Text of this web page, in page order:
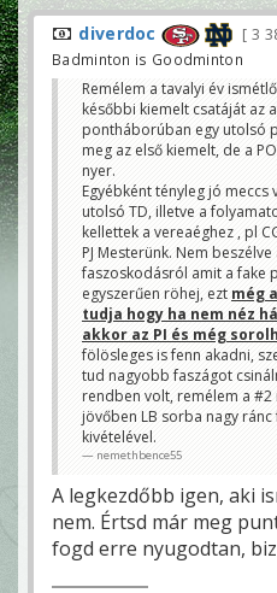
diverdoc 3
Badminton is Goodminton
Remélem a tavalyi év
későbbi kiemelt csatáját az
pontháborúban egy utolsó
meg az első kiemelt, de a
nyer.
Egyébként tényleg jó
utolsó TD, illetve a
kellettek a vereaéghez , pl
PJ Mesterünk. Nem
faszoskodásról amit a fake
egyszerűen röhej, ezt még
tudja hogy ha nem néz
akkor az PI és még
fölösleges is fenn akadni,
tud nagyobb faszágot
rendben volt, remélem a #2
jövőben LB sorba nagy
kivételével.
nemethbence55
A legkezdőbb igen, aki
nem. Értsd már meg
fogd erre nyugodtan,